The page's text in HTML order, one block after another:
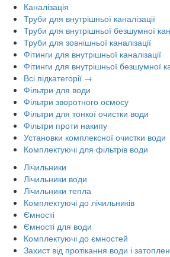
Каналізація
Труби для внутрішньої каналізації
Труби для внутрішньої безшумної
Труби для зовнішньої каналізації
Фітинги для внутрішньої каналізації
Фітинги для внутрішньої безшумної
Всі підкатегорії →
Фільтри для води
Фільтри зворотного осмосу
Фільтри для тонкої очистки води
Фільтри проти накипу
Установки комплексної очистки води
Комплектуючі для фільтрів води
Лічильники
Лічильники води
Лічильники тепла
Комплектуючі до лічильників
Ємності
Ємності для води
Комплектуючі до ємностей
Захист від протікання води і